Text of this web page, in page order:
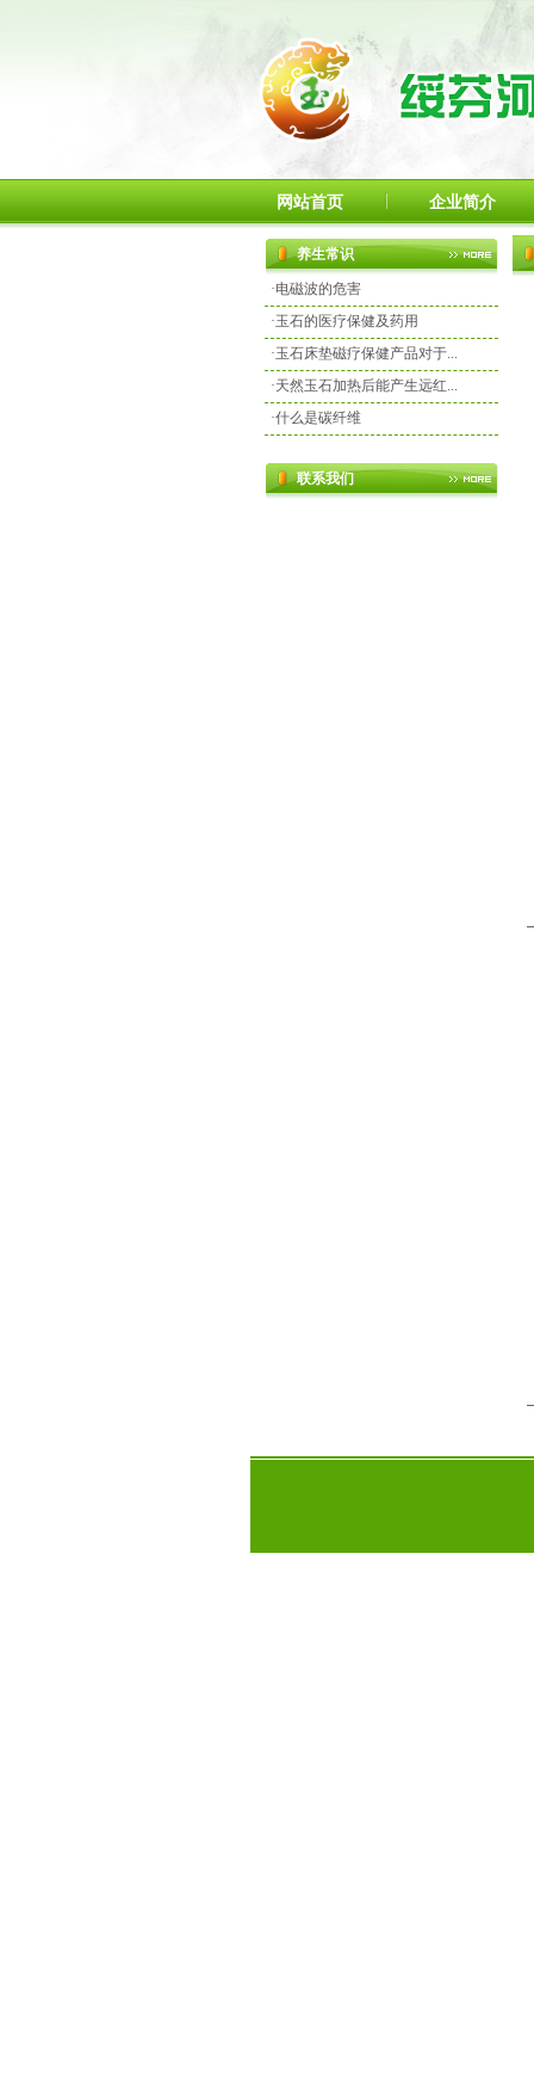
网站首页 企业简介
养生常识
·电磁波的危害
·玉石的医疗保健及药用
·玉石床垫磁疗保健产品对于...
·天然玉石加热后能产生远红...
·什么是碳纤维
联系我们